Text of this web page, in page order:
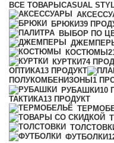
ВСЕ ТОВАРЫ CASUAL
БРЮКИ39
ВЫБОР ПО
КОСТЮМЫ
КУРТКИ74
ОПТИКА13 ПРОДУКТ
ПОЛУКОМБЕНИЗОНЫ 1
РУБАШКИ10
ТАКТИКА13 ПРОДУКТ
ФУТБОЛКИ